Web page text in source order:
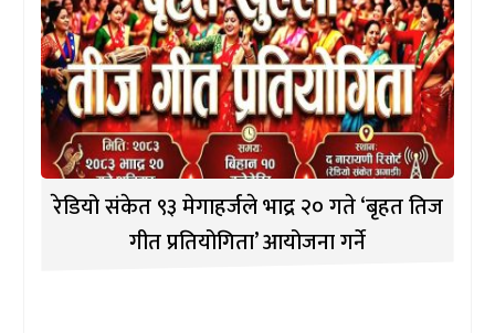
रेडियो संकेत ९३ मेगाहर्जले भाद्र २० गते ‘बृहत तिज
गीत प्रतियोगिता’ आयोजना गर्ने